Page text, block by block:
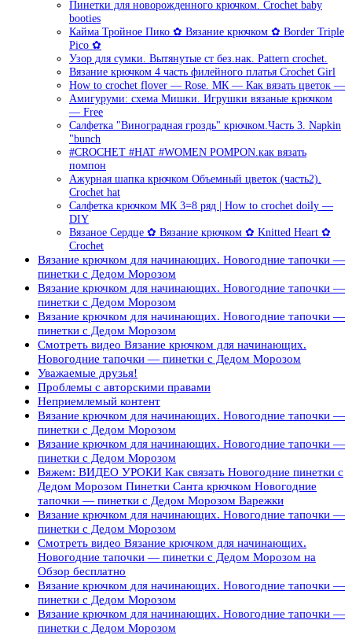
Пинетки для новорожденного крючком. Crochet baby
booties
Кайма Тройное Пико ✿ Вязание крючком ✿ Border Triple
Pico ✿
Узор для сумки. Вытянутые ст без.нак. Pattern crochet.
Вязание крючком 4 часть филейного платья Crochet Girl
How to crochet flover — Rose. МК — Как вязать цветок —
Амигуруми: схема Мишки. Игрушки вязаные крючком
— Free
Салфетка "Виноградная гроздь" крючком.Часть 3. Napkin
"bunch
#CROCHET #HAT #WOMEN POMPON.как вязать
помпон
Ажурная шапка крючком Объемный цветок (часть2).
Crochet hat
Салфетка крючком МК 3=8 ряд | How to crochet doily —
DIY
Вязаное Сердце ✿ Вязание крючком ✿ Knitted Heart ✿
Crochet
Вязание крючком для начинающих. Новогодние тапочки —
пинетки с Дедом Морозом
Вязание крючком для начинающих. Новогодние тапочки —
пинетки с Дедом Морозом
Вязание крючком для начинающих. Новогодние тапочки —
пинетки с Дедом Морозом
Смотреть видео Вязание крючком для начинающих.
Новогодние тапочки — пинетки с Дедом Морозом
Уважаемые друзья!
Проблемы с авторскими правами
Неприемлемый контент
Вязание крючком для начинающих. Новогодние тапочки —
пинетки с Дедом Морозом
Вязание крючком для начинающих. Новогодние тапочки —
пинетки с Дедом Морозом
Вяжем: ВИДЕО УРОКИ Как связать Новогодние пинетки с
Дедом Морозом Пинетки Санта крючком Новогодние
тапочки — пинетки с Дедом Морозом Варежки
Вязание крючком для начинающих. Новогодние тапочки —
пинетки с Дедом Морозом
Смотреть видео Вязание крючком для начинающих.
Новогодние тапочки — пинетки с Дедом Морозом на
Обзор бесплатно
Вязание крючком для начинающих. Новогодние тапочки —
пинетки с Дедом Морозом
Вязание крючком для начинающих. Новогодние тапочки —
пинетки с Дедом Морозом